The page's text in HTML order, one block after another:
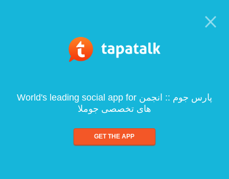
World's leading social app for پارس جوم :: انجمن
های تخصصی جوملا
GET THE APP